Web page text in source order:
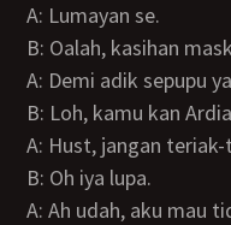
A: Lumayan se.
B: Oalah, kasihan
A: Demi adik
B: Loh, kamu kan
A: Hust, jangan
B: Oh iya lupa.
A: Ah udah, aku mau